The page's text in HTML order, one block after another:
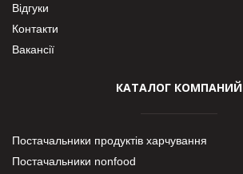
Відгуки
Контакти
Вакансії
КАТАЛОГ КОМПАНИЙ
Постачальники продуктів харчування
Постачальники nonfood